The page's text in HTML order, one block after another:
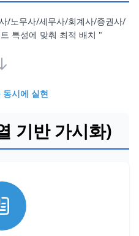
/노무사/세무사/회계사/증권사/
특성에 맞춰 최적 배치 "
시에 실현
기반 가시화)